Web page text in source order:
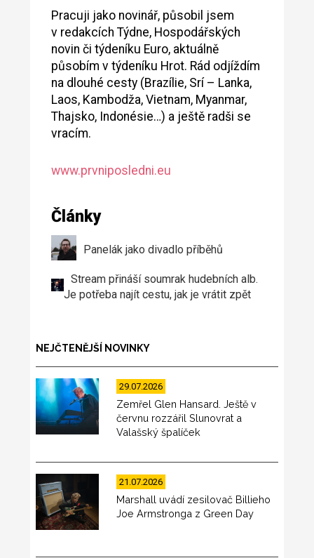
Pracuji jako novinář, působil jsem
v redakcích Týdne, Hospodářských
novin či týdeníku Euro, aktuálně
působím v týdeníku Hrot. Rád odjíždím
na dlouhé cesty (Brazílie, Srí – Lanka,
Laos, Kambodža, Vietnam, Myanmar,
Thajsko, Indonésie…) a ještě radši se
vracím.
www.prvniposledni.eu
Články
Panelák jako divadlo příběhů
Stream přináší soumrak hudebních alb.
Je potřeba najít cestu, jak je vrátit zpět
NEJČTENĚJŠÍ NOVINKY
29.07.2026
Zemřel Glen Hansard. Ještě v
červnu rozzářil Slunovrat a
Valašský špalíček
21.07.2026
Marshall uvádí zesilovač Billieho
Joe Armstronga z Green Day